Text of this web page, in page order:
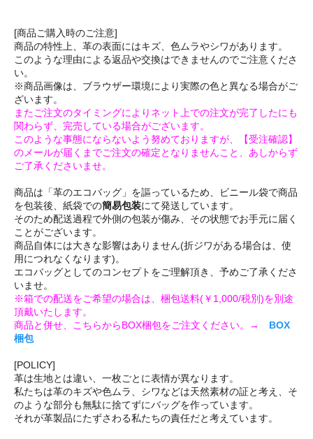
[商品ご購入時のご注意]
商品の特性上、革の表面にはキズ、色ムラやシワがあります。
このような理由による返品や交換はできませんのでご注意くださ
い。
※商品画像は、ブラウザー環境により実際の色と異なる場合がご
ざいます。
またご注文のタイミングによりネット上での注文が完了したにも
関わらず、完売している場合がございます。
このような事態にならないよう努めておりますが、【受注確認】
のメールが届くまでご注文の確定となりませんこと、あしからず
ご了承くださいませ。
商品は「革のエコバッグ」を謳っているため、ビニール袋で商品
を包装後、紙袋での簡易包装にて発送しています。
そのため配送過程で外側の包装が傷み、その状態でお手元に届く
ことがございます。
商品自体には大きな影響はありません(折ジワがある場合は、使
用につれなくなります)。
エコバッグとしてのコンセプトをご理解頂き、予めご了承くださ
いませ。
※箱での配送をご希望の場合は、梱包送料(￥1,000/税別)を別途
頂戴いたします。
商品と併せ、こちらからBOX梱包をご注文ください。→ BOX
梱包
[POLICY]
革は生地とは違い、一枚ごとに表情が異なります。
私たちは革のキズや色ムラ、シワなどは天然素材の証と考え、そ
のような部分も無駄に捨てずにバッグを作っています。
それが革製品にたずさわる私たちの責任だと考えています。